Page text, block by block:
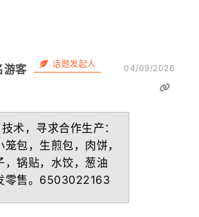
游客 话题发起人 04/09/2026
术，寻求合作生产：
包，生煎包，肉饼，
，锅贴，水饺，葱油
零售。6503022163